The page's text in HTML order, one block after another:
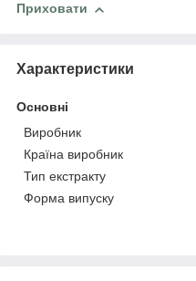
Приховати
Характеристики
Основні
Виробник
Країна виробник
Тип екстракту
Форма випуску